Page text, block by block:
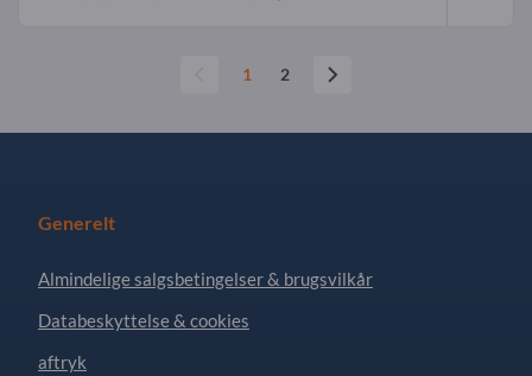
1 2
Generelt
Almindelige salgsbetingelser & brugsvilkår
Databeskyttelse & cookies
aftryk